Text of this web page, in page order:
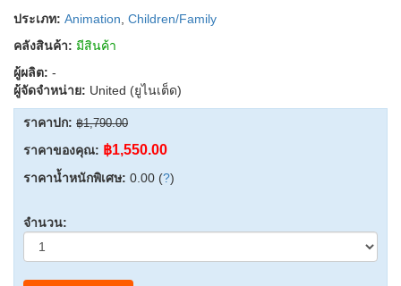
ประเภท: Animation Children/Family
คลังสินค้า: มีสินค้า
ผู้ผลิต: -
ผู้จัดจำหน่าย: United (ยูไนเต็ด)
ราคาปก: ฿1,790.00
ราคาของคุณ: ฿1,550.00
ราคาน้ำหนักพิเศษ: 0.00 (?)
จำนวน: